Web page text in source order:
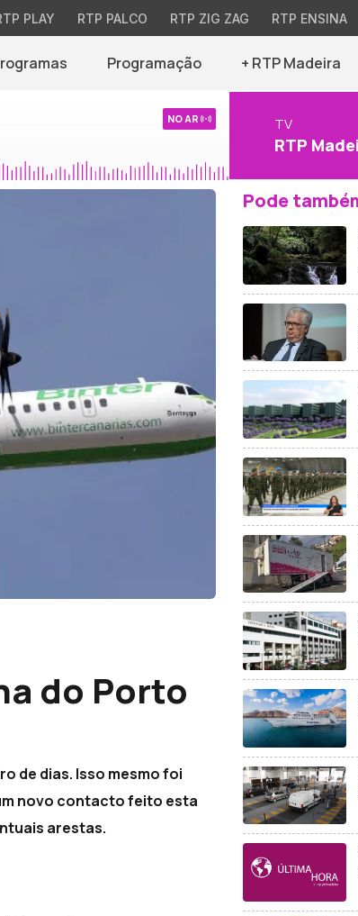
PLAY RTP PALCO RTP ZIG ZAG RTP ENSINA
Programação + RTP Madeira
NO AR TV
RTP
do Porto
de dias. Isso mesmo foi
novo contacto feito esta
arestas.
Pode